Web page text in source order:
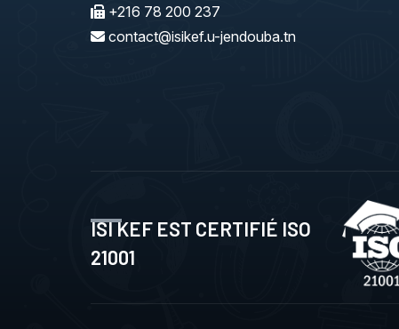
+216 78 200 237
contact@isikef.u-jendouba.tn
ISI KEF EST CERTIFIÉ ISO
21001